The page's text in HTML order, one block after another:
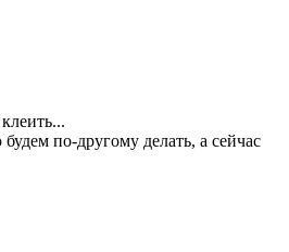
по-другому делать, а сейчас